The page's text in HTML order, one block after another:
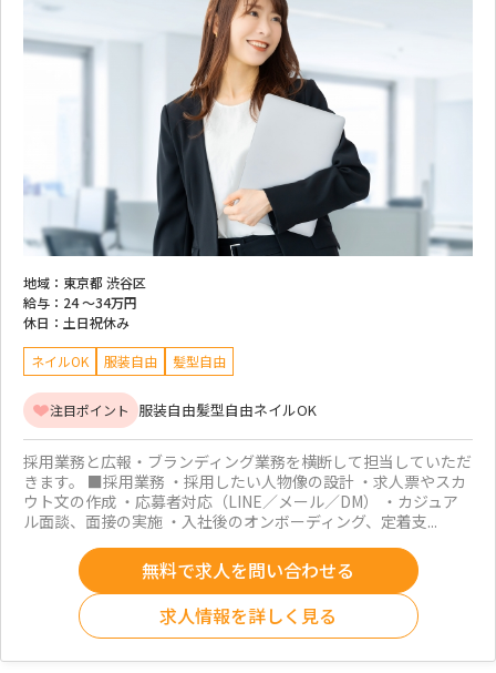
地域： 東京都 渋谷区
給与： 24 ～34万円
休日： 土日祝休み
ネイルOK 服装自由 髪型自由
注目ポイント 服装自由髪型自由ネイルOK
採用業務と広報・ブランディング業務を横断して担当していただ
きます。 ■採用業務 ・採用したい人物像の設計 ・求人票やスカ
ウト文の作成 ・応募者対応（LINE／メール／DM） ・カジュア
ル面談、面接の実施 ・入社後のオンボーディング、定着支...
無料で求人を問い合わせる
求人情報を詳しく見る